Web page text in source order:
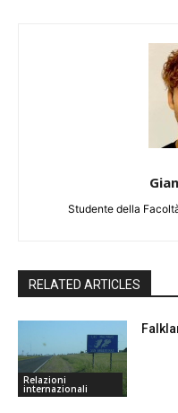
Studente della
RELATED ARTICLES
Relazioni
internazionali